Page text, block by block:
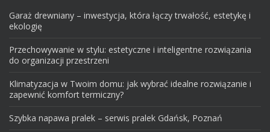
Garaż drewniany – inwestycja, która łączy trwałość, estetykę i
ekologię
Przechowywanie w stylu: estetyczne i inteligentne rozwiązania
do organizacji przestrzeni
Klimatyzacja w Twoim domu: jak wybrać idealne rozwiązanie i
zapewnić komfort termiczny?
Szybka napawa pralek – serwis pralek Gdańsk, Poznań